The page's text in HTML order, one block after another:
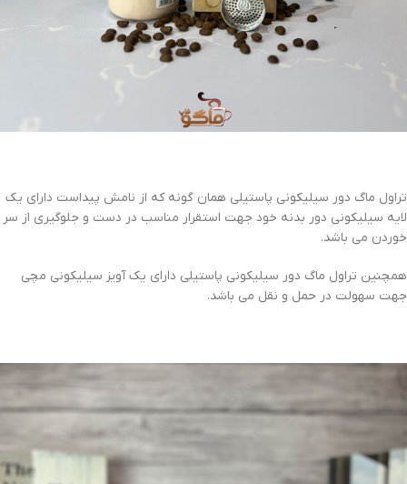
تراول ماگ دور سیلیکونی پاستیلی همان گونه که از نامش پیداست دارای یک
لایه سیلیکونی دور بدنه خود جهت استقرار مناسب در دست و جلوگیری از سر
خوردن می باشد.
همچنین تراول ماگ دور سیلیکونی پاستیلی دارای یک آویز سیلیکونی مچی
جهت سهولت در حمل و نقل می باشد.